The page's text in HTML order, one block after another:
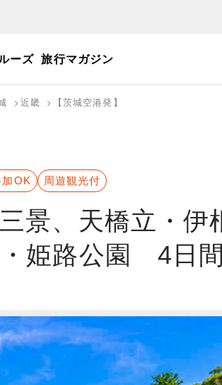
ーズ 旅行マガジン
近畿 【茨城空港発】
景、天橋立・伊
姫路公園 4日間
加OK 周遊観光付